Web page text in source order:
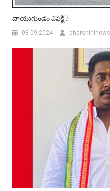
వాయుగుండం ఎఫెక్ట్..!
08-09-2024 dharshininews